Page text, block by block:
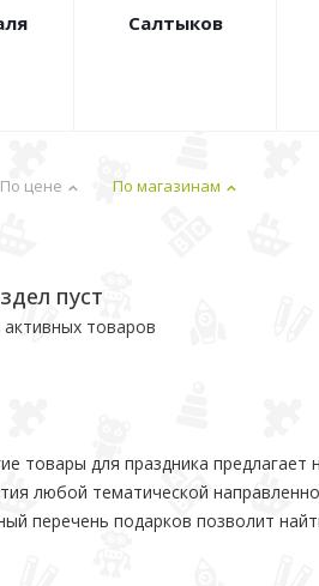
Салтыков
По цене По магазинам
пуст
товаров
товары для праздника
любой тематической
перечень подарков позволит